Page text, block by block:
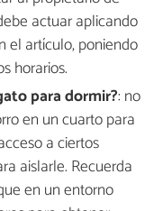
actuar aplicando
el artículo, poniendo
horarios.
para dormir?: no
en un cuarto para
a ciertos
aislarle. Recuerda
en un entorno